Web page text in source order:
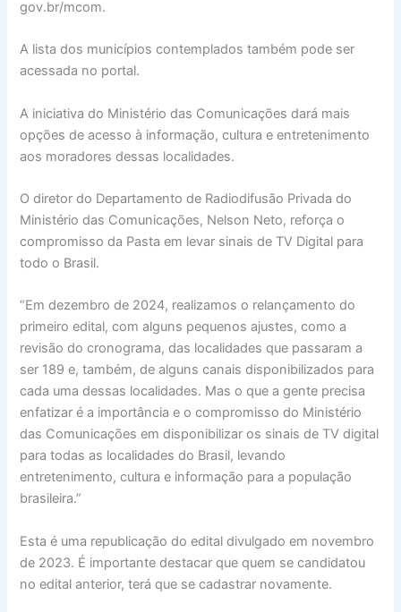
gov.br/mcom.
A lista dos municípios contemplados também pode ser
acessada no portal.
A iniciativa do Ministério das Comunicações dará mais
opções de acesso à informação, cultura e entretenimento
aos moradores dessas localidades.
O diretor do Departamento de Radiodifusão Privada do
Ministério das Comunicações, Nelson Neto, reforça o
compromisso da Pasta em levar sinais de TV Digital para
todo o Brasil.
“Em dezembro de 2024, realizamos o relançamento do
primeiro edital, com alguns pequenos ajustes, como a
revisão do cronograma, das localidades que passaram a
ser 189 e, também, de alguns canais disponibilizados para
cada uma dessas localidades. Mas o que a gente precisa
enfatizar é a importância e o compromisso do Ministério
das Comunicações em disponibilizar os sinais de TV digital
para todas as localidades do Brasil, levando
entretenimento, cultura e informação para a população
brasileira.”
Esta é uma republicação do edital divulgado em novembro
de 2023. É importante destacar que quem se candidatou
no edital anterior, terá que se cadastrar novamente.